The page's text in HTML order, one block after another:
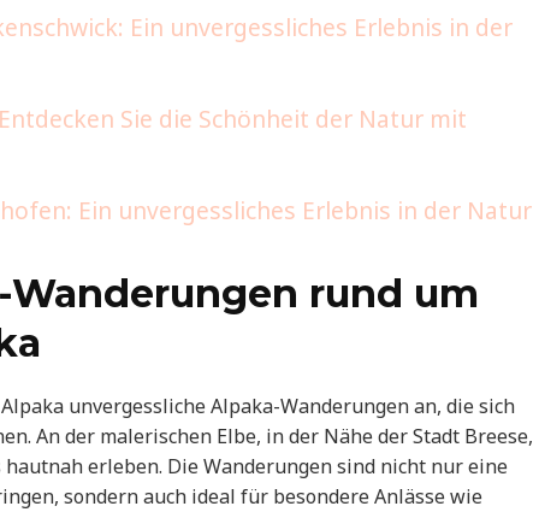
Ein unvergessliches Erlebnis in der
Sie die Schönheit der Natur mit
Ein unvergessliches Erlebnis in der Natur
rund um
unvergessliche Alpaka-Wanderungen an, die sich
An der malerischen Elbe, in der Nähe der Stadt Breese,
erleben. Die Wanderungen sind nicht nur eine
sondern auch ideal für besondere Anlässe wie